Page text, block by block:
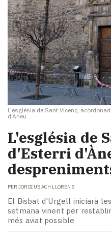
L'església de Sant Vicenç,
d'Àneu
L'església de
d'Esterri
PER JORDI UBACH LLORENS
El Bisbat d'Urgell iniciarà
setmana vinent per
més aviat possible